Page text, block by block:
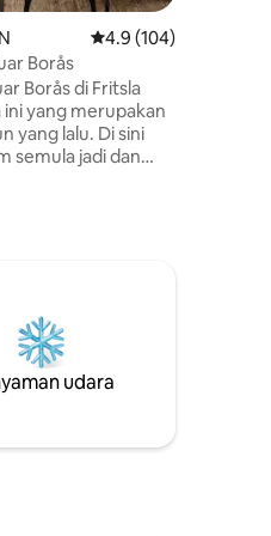
Penarafan purata 4.9
4.9 (104)
Borås
Borås di Fritsla
yang merupakan
yang lalu. Di sini
semula jadi dan
10 meter dari
yang tenang
sofa dengan
tidur ada 4 katil.
Jika anda ingin
fotografi atau
udara